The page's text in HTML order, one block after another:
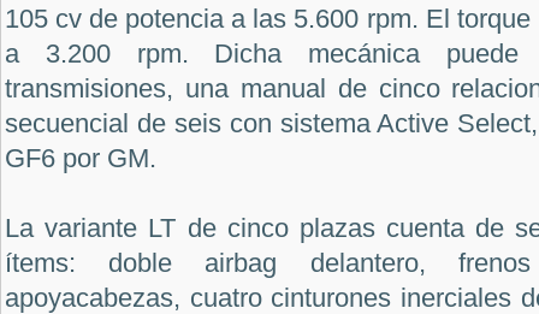
105 cv de potencia a las 5.600 rpm. El
a 3.200 rpm. Dicha mecánica
transmisiones, una manual de cinco
secuencial de seis con sistema Active
GF6 por GM.
La variante LT de cinco plazas cuenta de
ítems: doble airbag delantero,
apoyacabezas, cuatro cinturones inerciales